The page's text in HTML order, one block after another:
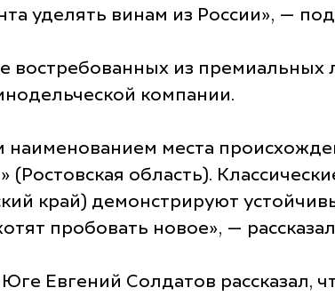
уделять винам из России», —
востребованных из премиальных
компании.
наименованием места
область).
край) демонстрируют
пробовать новое», —
Евгений Солдатов рассказал,